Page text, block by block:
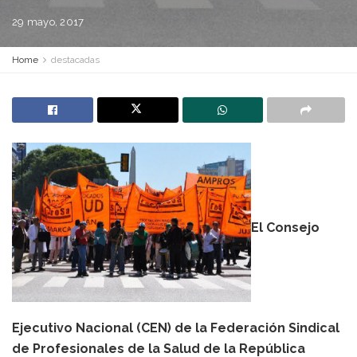
29 mayo, 2017
Home destacadas
El Consejo
Ejecutivo Nacional (CEN) de la Federación Sindical
de Profesionales de la Salud de la República